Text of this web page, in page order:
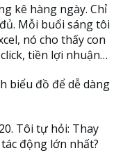
kê hàng ngày. Chỉ
Mỗi buổi sáng tôi
nó cho thấy con
tiền lợi nhuận…
biểu đồ để dễ dàng
Tôi tự hỏi: Thay
động lớn nhất?